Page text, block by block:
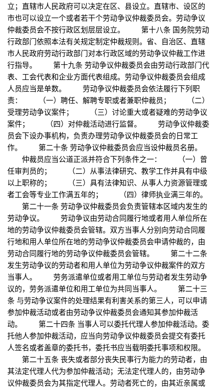
立；直辖市人民政府可以决定在区、县设立。直辖市、设区的
市也可以设立一个或者若干个劳动争议仲裁委员会。劳动争议
仲裁委员会不按行政区划层层设立。 第十八条 国务院劳动
行政部门依照本法有关规定制定仲裁规则。省、自治区、直辖
市人民政府劳动行政部门对本行政区域的劳动争议仲裁工作进
行指导。 第十九条 劳动争议仲裁委员会由劳动行政部门代
表、工会代表和企业方面代表组成。劳动争议仲裁委员会组成
人员应当是单数。 劳动争议仲裁委员会依法履行下列职
责： （一）聘任、解聘专职或者兼职仲裁员； （二）
受理劳动争议案件； （三）讨论重大或者疑难的劳动争议
案件； （四）对仲裁活动进行监督。 劳动争议仲裁委
员会下设办事机构，负责办理劳动争议仲裁委员会的日常工
作。 第二十条 劳动争议仲裁委员会应当设仲裁员名册。
仲裁员应当公道正派并符合下列条件之一： （一）曾
任审判员的； （二）从事法律研究、教学工作并具有中级
以上职称的； （三）具有法律知识、从事人力资源管理或
者工会等专业工作满五年的； （四）律师执业满三年的。
第二十一条 劳动争议仲裁委员会负责管辖本区域内发生的
劳动争议。 劳动争议由劳动合同履行地或者用人单位所在
地的劳动争议仲裁委员会管辖。双方当事人分别向劳动合同履
行地和用人单位所在地的劳动争议仲裁委员会申请仲裁的，由
劳动合同履行地的劳动争议仲裁委员会管辖。 第二十二条
发生劳动争议的劳动者和用人单位为劳动争议仲裁案件的双方
当事人。 劳务派遣单位或者用工单位与劳动者发生劳动争
议的，劳务派遣单位和用工单位为共同当事人。 第二十三
条 与劳动争议案件的处理结果有利害关系的第三人，可以申请
参加仲裁活动或者由劳动争议仲裁委员会通知其参加仲裁活
动。 第二十四条 当事人可以委托代理人参加仲裁活动。委
托他人参加仲裁活动，应当向劳动争议仲裁委员会提交有委托
人签名或者盖章的委托书，委托书应当载明委托事项和权限。
第二十五条 丧失或者部分丧失民事行为能力的劳动者，由
其法定代理人代为参加仲裁活动；无法定代理人的，由劳动争
议仲裁委员会为其指定代理人。劳动者死亡的，由其近亲属或